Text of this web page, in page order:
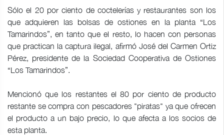
Sólo el 20 por ciento de coctelerías y restaurantes son los
que adquieren las bolsas de ostiones en la planta “Los
Tamarindos”, en tanto que el resto, lo hacen con personas
que practican la captura ilegal, afirmó José del Carmen Ortiz
Pérez, presidente de la Sociedad Cooperativa de Ostiones
“Los Tamarindos”.
Mencionó que los restantes el 80 por ciento de producto
restante se compra con pescadores "piratas" ya que ofrecen
el producto a un bajo precio, lo que afecta a los socios de
esta planta.